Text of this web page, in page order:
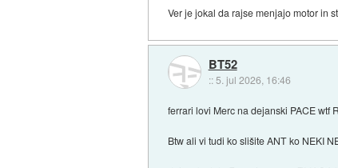
Ver je jokal da rajse menjajo motor in
BT52
:: 5. jul 2026, 16:46
ferrari lovi Merc na dejanski PACE wtf
Btw ali vi tudi ko slišite ANT ko NEKI